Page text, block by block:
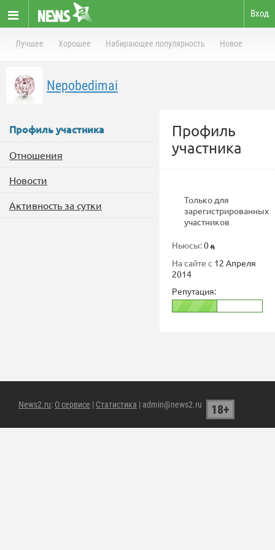
Вход
Лучшее Хорошее Набирающее популярность Новое
Nepobedimai
Профиль участника
Отношения
Новости
Активность за сутки
Профиль
участника
Только для
зарегистрированных
участников
Ньюсы:0
На сайте с 12 Апреля
2014
Репутация:
News2.ru: О сервисе | Статистика | admin@news2.ru 18+